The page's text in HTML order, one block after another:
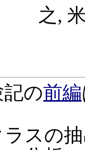
之,
の前編
スの